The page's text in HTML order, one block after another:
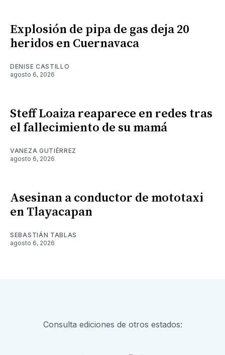
Explosión de pipa de gas deja 20
heridos en Cuernavaca
DENISE CASTILLO
agosto 6, 2026
Steff Loaiza reaparece en redes tras
el fallecimiento de su mamá
VANEZA GUTIÉRREZ
agosto 6, 2026
Asesinan a conductor de mototaxi
en Tlayacapan
SEBASTIÁN TABLAS
agosto 6, 2026
Consulta ediciones de otros estados: